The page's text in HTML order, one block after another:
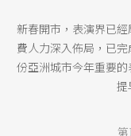
新春開市，表演界已
費人力深入佈局，已
份亞洲城市今年重要
提